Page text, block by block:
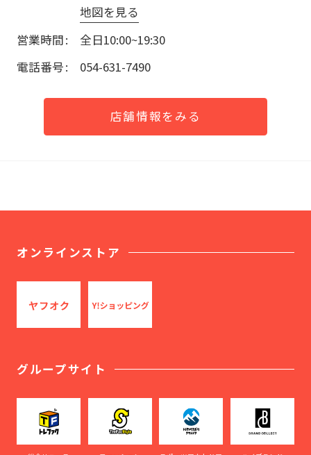
地図を見る
営業時間
全日10:00~19:30
電話番号
054-631-7490
店舗情報をみる
オンラインストア
グループサイト